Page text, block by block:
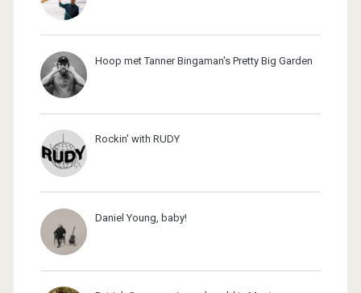
Hoop met Tanner Bingaman's Pretty Big Garden
Rockin' with RUDY
Daniel Young, baby!